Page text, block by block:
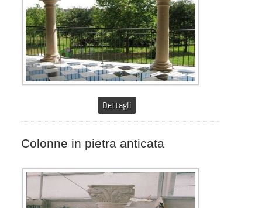
Dettagli
Colonne in pietra anticata